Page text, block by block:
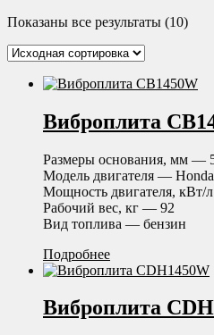
Показаны все результаты (10)
Виброплита
Размеры основания, мм —
Модель двигателя —
Мощность двигателя, кВт/
Рабочий вес, кг — 92
Вид топлива — бензин
Подробнее
Виброплита